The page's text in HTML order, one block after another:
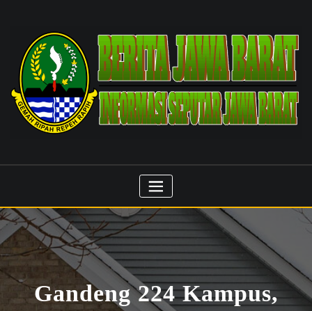
Gandeng 224 Kampus,